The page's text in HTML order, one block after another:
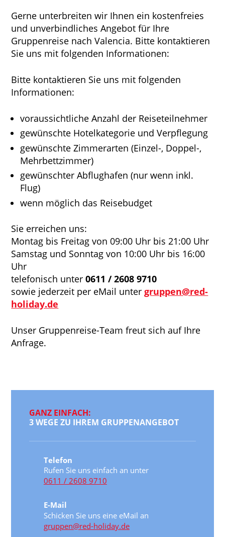
Gerne unterbreiten wir Ihnen ein kostenfreies
und unverbindliches Angebot für Ihre
Gruppenreise nach Valencia. Bitte kontaktieren
Sie uns mit folgenden Informationen:
Bitte kontaktieren Sie uns mit folgenden
Informationen:
voraussichtliche Anzahl der Reiseteilnehmer
gewünschte Hotelkategorie und Verpflegung
gewünschte Zimmerarten (Einzel-, Doppel-,
Mehrbettzimmer)
gewünschter Abflughafen (nur wenn inkl.
Flug)
wenn möglich das Reisebudget
Sie erreichen uns:
Montag bis Freitag von 09:00 Uhr bis 21:00 Uhr
Samstag und Sonntag von 10:00 Uhr bis 16:00
Uhr
telefonisch unter0611 / 2608 9710
sowie jederzeit per eMail untergruppen@red-
holiday.de
Unser Gruppenreise-Team freut sich auf Ihre
Anfrage.
GANZ EINFACH:
3 WEGE ZU IHREM GRUPPENANGEBOT
Telefon
Rufen Sie uns einfach an unter
0611 / 2608 9710
E-Mail
Schicken Sie uns eine eMail an
gruppen@red-holiday.de